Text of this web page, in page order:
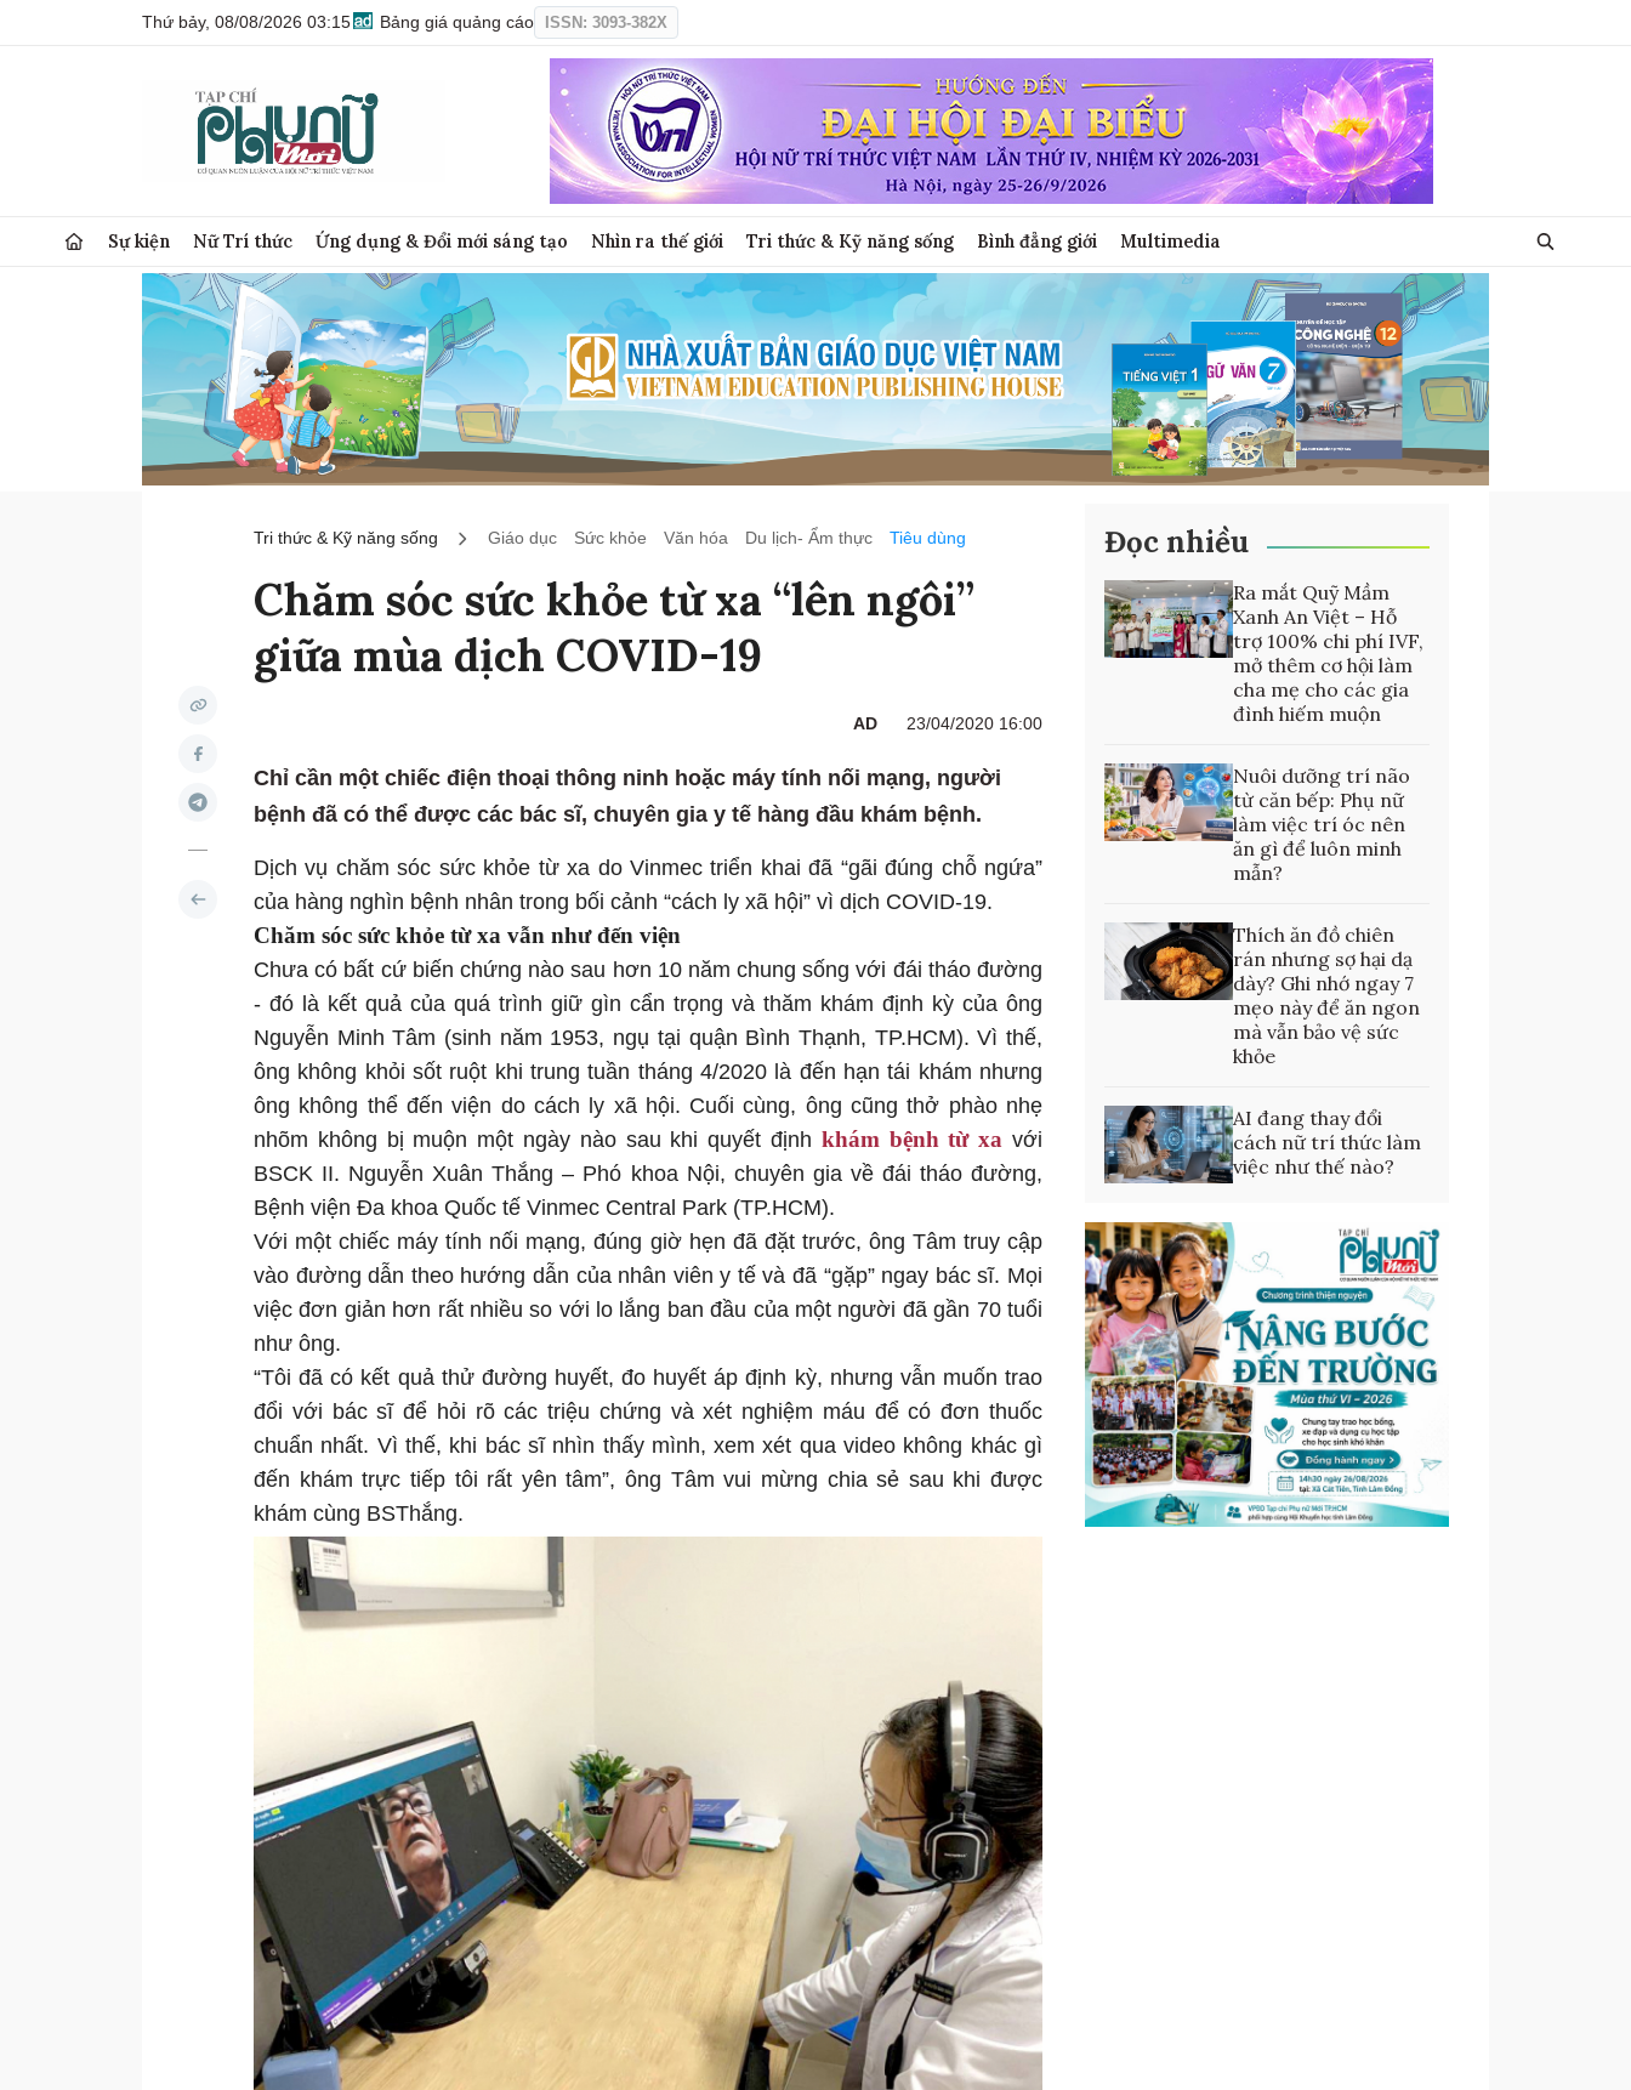
Thứ bảy, 08/08/2026 03:15 Bảng giá quảng cáo ISSN: 3093-382X
Sự kiện Nữ Trí thức Ứng dụng & Đổi mới sáng tạo Nhìn ra thế giới Tri thức & Kỹ năng sống Bình đẳng giới Multimedia
Tri thức & Kỹ năng sống Giáo dục Sức khỏe Văn hóa Du lịch- Ẩm thực Tiêu dùng
Chăm sóc sức khỏe từ xa “lên ngôi”
giữa mùa dịch COVID-19
AD 23/04/2020 16:00
Chỉ cần một chiếc điện thoại thông ninh hoặc máy tính nối mạng, người
bệnh đã có thể được các bác sĩ, chuyên gia y tế hàng đầu khám bệnh.
Dịch vụ chăm sóc sức khỏe từ xa do Vinmec triển khai đã “gãi đúng chỗ ngứa”
của hàng nghìn bệnh nhân trong bối cảnh “cách ly xã hội” vì dịch COVID-19.
Chăm sóc sức khỏe từ xa vẫn như đến viện
Chưa có bất cứ biến chứng nào sau hơn 10 năm chung sống với đái tháo đường
- đó là kết quả của quá trình giữ gìn cẩn trọng và thăm khám định kỳ của ông
Nguyễn Minh Tâm (sinh năm 1953, ngụ tại quận Bình Thạnh, TP.HCM). Vì thế,
ông không khỏi sốt ruột khi trung tuần tháng 4/2020 là đến hạn tái khám nhưng
ông không thể đến viện do cách ly xã hội. Cuối cùng, ông cũng thở phào nhẹ
nhõm không bị muộn một ngày nào sau khi quyết định khám bệnh từ xa với
BSCK II. Nguyễn Xuân Thắng – Phó khoa Nội, chuyên gia về đái tháo đường,
Bệnh viện Đa khoa Quốc tế Vinmec Central Park (TP.HCM).
Với một chiếc máy tính nối mạng, đúng giờ hẹn đã đặt trước, ông Tâm truy cập
vào đường dẫn theo hướng dẫn của nhân viên y tế và đã “gặp” ngay bác sĩ. Mọi
việc đơn giản hơn rất nhiều so với lo lắng ban đầu của một người đã gần 70 tuổi
như ông.
“Tôi đã có kết quả thử đường huyết, đo huyết áp định kỳ, nhưng vẫn muốn trao
đổi với bác sĩ để hỏi rõ các triệu chứng và xét nghiệm máu để có đơn thuốc
chuẩn nhất. Vì thế, khi bác sĩ nhìn thấy mình, xem xét qua video không khác gì
đến khám trực tiếp tôi rất yên tâm”, ông Tâm vui mừng chia sẻ sau khi được
khám cùng BSThắng.
Đọc nhiều
Ra mắt Quỹ Mầm
Xanh An Việt – Hỗ
trợ 100% chi phí IVF,
mở thêm cơ hội làm
cha mẹ cho các gia
đình hiếm muộn
Nuôi dưỡng trí não
từ căn bếp: Phụ nữ
làm việc trí óc nên
ăn gì để luôn minh
mẫn?
Thích ăn đồ chiên
rán nhưng sợ hại dạ
dày? Ghi nhớ ngay 7
mẹo này để ăn ngon
mà vẫn bảo vệ sức
khỏe
AI đang thay đổi
cách nữ trí thức làm
việc như thế nào?